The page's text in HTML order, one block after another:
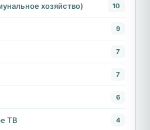
хозяйство) 10
9
7
7
6
ТВ 4